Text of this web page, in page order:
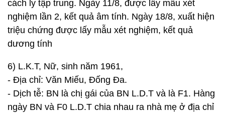
cách ly tập trung. Ngày 11/8, được lấy mẫu xét
nghiệm lần 2, kết quả âm tính. Ngày 18/8, xuất hiện
triệu chứng được lấy mẫu xét nghiệm, kết quả
dương tính
6) L.K.T, Nữ, sinh năm 1961,
- Địa chỉ: Văn Miếu, Đống Đa.
- Dịch tễ: BN là chị gái của BN L.D.T và là F1. Hàng
ngày BN và F0 L.D.T chia nhau ra nhà mẹ ở địa chỉ